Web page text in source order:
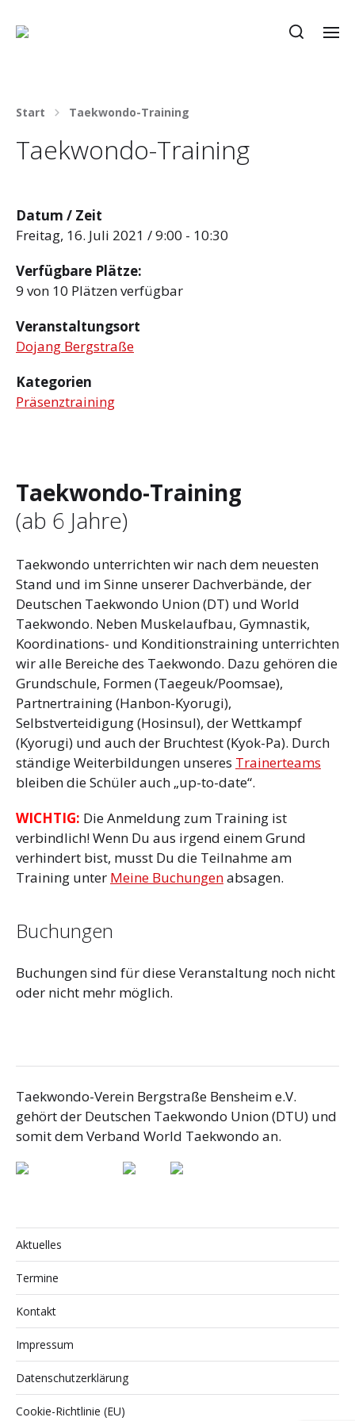
Start Taekwondo-Training
Taekwondo-Training
Datum / Zeit
Freitag, 16. Juli 2021 / 9:00 - 10:30
Verfügbare Plätze:
9 von 10 Plätzen verfügbar
Veranstaltungsort
Dojang Bergstraße
Kategorien
Präsenztraining
Taekwondo-Training
(ab 6 Jahre)
Taekwondo unterrichten wir nach dem neuesten
Stand und im Sinne unserer Dachverbände, der
Deutschen Taekwondo Union (DT) und World
Taekwondo. Neben Muskelaufbau, Gymnastik,
Koordinations- und Konditionstraining unterrichten
wir alle Bereiche des Taekwondo. Dazu gehören die
Grundschule, Formen (Taegeuk/Poomsae),
Partnertraining (Hanbon-Kyorugi),
Selbstverteidigung (Hosinsul), der Wettkampf
(Kyorugi) und auch der Bruchtest (Kyok-Pa). Durch
ständige Weiterbildungen unseres Trainerteams
bleiben die Schüler auch „up-to-date“.
WICHTIG: Die Anmeldung zum Training ist
verbindlich! Wenn Du aus irgend einem Grund
verhindert bist, musst Du die Teilnahme am
Training unter Meine Buchungenabsagen.
Buchungen
Buchungen sind für diese Veranstaltung noch nicht
oder nicht mehr möglich.
Taekwondo-Verein Bergstraße Bensheim e.V.
gehört der Deutschen Taekwondo Union (DTU) und
somit dem Verband World Taekwondo an.
Aktuelles
Termine
Kontakt
Impressum
Datenschutzerklärung
Cookie-Richtlinie (EU)